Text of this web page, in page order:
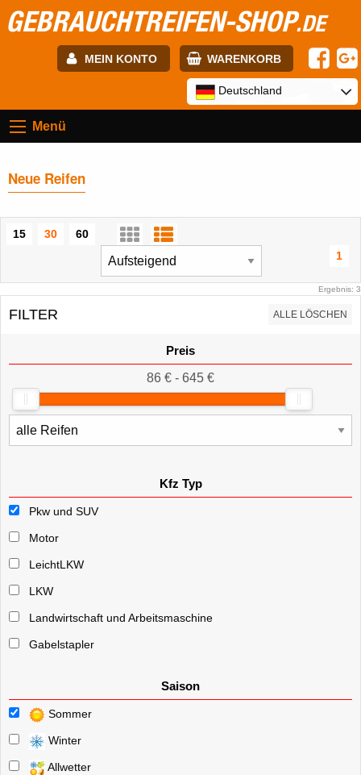
GEBRAUCHTREIFEN-SHOP.DE
MEIN KONTO WARENKORB
Passwort:
Deutschland
Menü
Neue Reifen
15 30
60
1
Ergebnis: 3
FILTER ALLE LÖSCHEN
Preis
86 € - 645 €
Kfz Typ
Pkw und SUV
Motor
LeichtLKW
LKW
Landwirtschaft und Arbeitsmaschine
Gabelstapler
Saison
Sommer
Winter
Allwetter